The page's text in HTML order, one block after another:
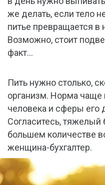
же делать, если тело
питье превращается в
Возможно, стоит
факт…
Пить нужно столько,
организм. Норма чаще
человека и сферы его
Согласитесь, тяжелый
большем количестве
женщина-бухгалтер.